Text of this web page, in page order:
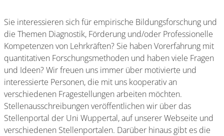
Sie interessieren sich für empirische Bildungsforschung und
die Themen Diagnostik, Förderung und/oder Professionelle
Kompetenzen von Lehrkräften? Sie haben Vorerfahrung mit
quantitativen Forschungsmethoden und haben viele Fragen
und Ideen? Wir freuen uns immer über motivierte und
interessierte Personen, die mit uns kooperativ an
verschiedenen Fragestellungen arbeiten möchten.
Stellenausschreibungen veröffentlichen wir über das
Stellenportal der Uni Wuppertal, auf unserer Webseite und
verschiedenen Stellenportalen. Darüber hinaus gibt es die